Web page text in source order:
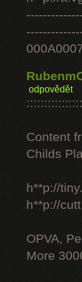
odpovědět
Content
Childs
h**p://
h**p://
OPVA,
More